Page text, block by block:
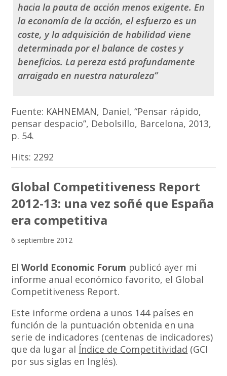
hacia la pauta de acción menos exigente. En
la economía de la acción, el esfuerzo es un
coste, y la adquisición de habilidad viene
determinada por el balance de costes y
beneficios. La pereza está profundamente
arraigada en nuestra naturaleza”
Fuente: KAHNEMAN, Daniel, “Pensar rápido,
pensar despacio”, Debolsillo, Barcelona, 2013,
p. 54.
Hits: 2292
Global Competitiveness Report
2012-13: una vez soñé que España
era competitiva
6 septiembre 2012
ElWorld Economic Forum publicó ayer mi
informe anual económico favorito, el Global
Competitiveness Report.
Este informe ordena a unos 144 países en
función de la puntuación obtenida en una
serie de indicadores (centenas de indicadores)
que da lugar al Índice de Competitividad (GCI
por sus siglas en Inglés).